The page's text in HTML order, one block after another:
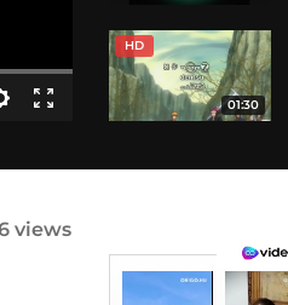
HD
01:30
views